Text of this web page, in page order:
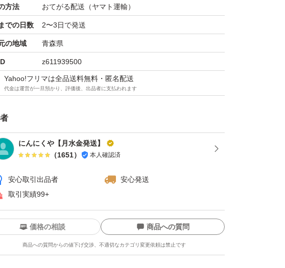
物価上昇の中、ギリギリの価格で販売しておりますので、
げは御遠慮くださいm(_ _)m
価格を少しでも抑えるため、梱包方法をネコポスにしてお
。宅急便コンパクトでの発送をご希望の方は、申し訳ござ
んが＋200円で対応させていただきますのでコメントくだ
サイズで厚さ3cmの制限がございますので、3cm以内の粒
きさのニンニクとなりますのでご了承くださいませ(><)
上のご購入で大きさ関係なく梱包出来ます！
kgご希望の方はコメントください！
の皮剥け、サイズがバラバラの商品である事はご了承くだ
方法 おてがる配送（ヤマト運輸）
での日数 2〜3日で発送
の地域 青森県
z611939500
Yahoo!フリマは全品送料無料・匿名配送
代金は運営が一旦預かり、評価後、出品者に支払われます
にんにくや【月水金発送】
（1651） 本人確認済
安心取引出品者
安心発送
取引実績99+
価格の相談 商品への質問
商品への質問からの値下げ交渉、不適切なカテゴリ変更依頼は禁止です